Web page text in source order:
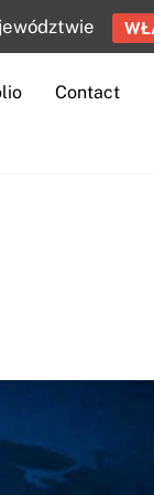
Contact